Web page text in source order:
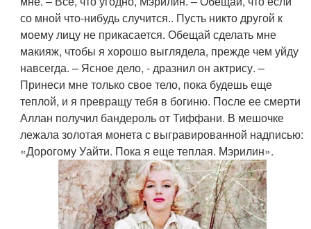
со мной что-нибудь случится.. Пусть никто другой к
моему лицу не прикасается. Обещай сделать мне
макияж, чтобы я хорошо выглядела, прежде чем уйду
навсегда. – Ясное дело, - дразнил он актрису. –
Принеси мне только свое тело, пока будешь еще
теплой, и я превращу тебя в богиню. После ее смерти
Аллан получил бандероль от Тиффани. В мешочке
лежала золотая монета с выгравированной надписью:
«Дорогому Уайти. Пока я еще теплая. Мэрилин».